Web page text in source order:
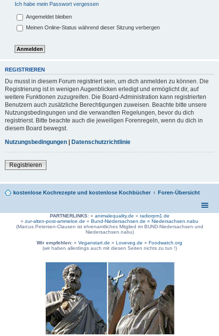
Ich habe mein Passwort vergessen
Angemeldet bleiben
Meinen Online-Status während dieser Sitzung verbergen
REGISTRIEREN
Du musst in diesem Forum registriert sein, um dich anmelden zu können. Die
Registrierung ist in wenigen Augenblicken erledigt und ermöglicht dir, auf
weitere Funktionen zuzugreifen. Die Board-Administration kann registrierten
Benutzern auch zusätzliche Berechtigungen zuweisen. Beachte bitte unsere
Nutzungsbedingungen und die verwandten Regelungen, bevor du dich
registrierst. Bitte beachte auch die jeweiligen Forenregeln, wenn du dich in
diesem Board bewegst.
Nutzungsbedingungen | Datenschutzrichtlinie
Registrieren
kostenlose Kochrezepte und kostenlose Kochbücher Foren-Übersicht
PARTNERLINKS:» animalequality.de » radiorpm1.de
» zur-alten-post-ammeloe.de » Bund-Niedersachsen.de » Niedersachsen.nabu
(Marcus Petersen-Clausen ist ehrenamtliches Mitglied im BUND-Niedersachsen und
Niedersachsen.nabu)
Wir empfehlen: » Veganstart.de » Loveveg.de » Foodwatch.org
(wir haben allerdings auch mit diesen Seiten nichts zu tun !)